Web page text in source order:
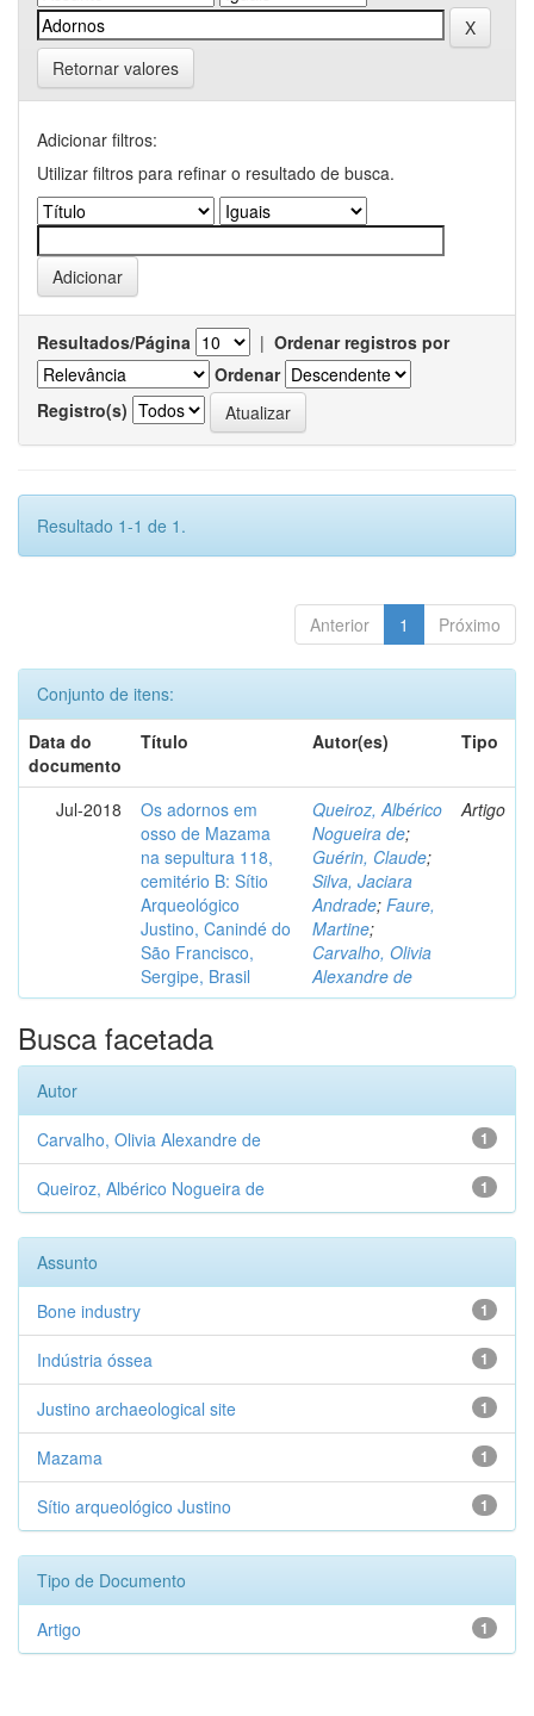
Retornar valores
Adicionar filtros:
Utilizar filtros para refinar o resultado de busca.
Resultados/Página | Ordenar registros por
Ordenar
Registro(s)
Resultado 1-1 de 1.
Anterior 1 Próximo
Conjunto de itens:
Data do
documento
Título Autor(es) Tipo
Jul-2018
Os adornos em
osso de Mazama
na sepultura 118,
cemitério B: Sítio
Arqueológico
Justino, Canindé do
São Francisco,
Sergipe, Brasil
Queiroz, Albérico
Nogueira de;
Guérin, Claude;
Silva, Jaciara
Andrade; Faure,
Martine;
Carvalho, Olivia
Alexandre de
Artigo
Busca facetada
Autor
1
Carvalho, Olivia Alexandre de
1
Queiroz, Albérico Nogueira de
Assunto
1
Bone industry
1
Indústria óssea
1
Justino archaeological site
1
Mazama
1
Sítio arqueológico Justino
Tipo de Documento
1
Artigo